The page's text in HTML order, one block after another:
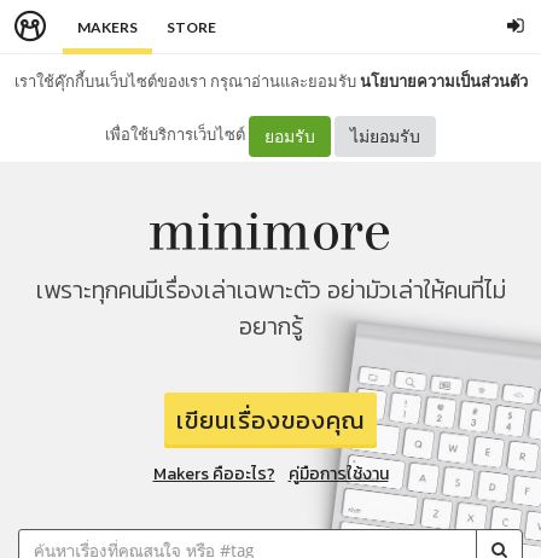
MAKERS STORE
เราใช้คุ๊กกี้บนเว็บไซต์ของเรา กรุณาอ่านและยอมรับนโยบายความเป็นส่วนตัว
เพื่อใช้บริการเว็บไซต์ ยอมรับ ไม่ยอมรับ
เพราะทุกคนมีเรื่องเล่าเฉพาะตัว อย่ามัวเล่าให้คนที่ไม่
อยากรู้
เขียนเรื่องของคุณ
Makers คืออะไร? คู่มือการใช้งาน